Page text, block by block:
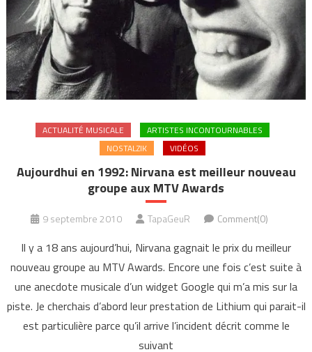
ACTUALITÉ MUSICALE
ARTISTES INCONTOURNABLES
NOSTALZIK
VIDÉOS
Aujourdhui en 1992: Nirvana est meilleur nouveau
groupe aux MTV Awards
9 septembre 2010 TapaGeuR Comment(0)
Il y a 18 ans aujourd’hui, Nirvana gagnait le prix du meilleur
nouveau groupe au MTV Awards. Encore une fois c’est suite à
une anecdote musicale d’un widget Google qui m’a mis sur la
piste. Je cherchais d’abord leur prestation de Lithium qui parait-il
est particulière parce qu’il arrive l’incident décrit comme le
suivant